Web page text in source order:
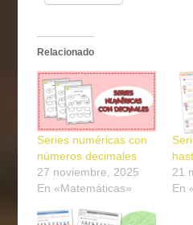
Relacionado
Series numéricas con
números decimales
27 noviembre, 2025
En «Matemáticas»
21
En